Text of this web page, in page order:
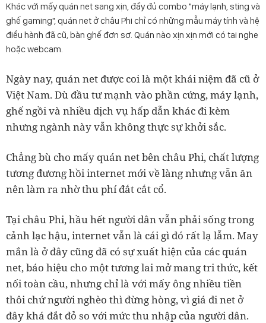
Khác với mấy quán net sang xịn, đầy đủ combo "máy lạnh, sting và
ghế gaming", quán net ở châu Phi chỉ có những mẫu máy tính và hệ
điều hành đã cũ, bàn ghế đơn sơ. Quán nào xịn xịn mới có tai nghe
hoặc webcam.
Ngày nay, quán net được coi là một khái niệm đã cũ ở
Việt Nam. Dù đầu tư mạnh vào phần cứng, máy lạnh,
ghế ngồi và nhiều dịch vụ hấp dẫn khác đi kèm
nhưng ngành này vẫn không thực sự khởi sắc.
Chẳng bù cho mấy quán net bên châu Phi, chất lượng
tương đương hồi internet mới về làng nhưng vẫn ăn
nên làm ra nhờ thu phí đắt cắt cổ.
Tại châu Phi, hầu hết người dân vẫn phải sống trong
cảnh lạc hậu, internet vẫn là cái gì đó rất lạ lẫm. May
mắn là ở đây cũng đã có sự xuất hiện của các quán
net, báo hiệu cho một tương lai mở mang tri thức, kết
nối toàn cầu, nhưng chỉ là với mấy ông nhiều tiền
thôi chứ người nghèo thì đừng hòng, vì giá đi net ở
đây khá đắt đỏ so với mức thu nhập của người dân.